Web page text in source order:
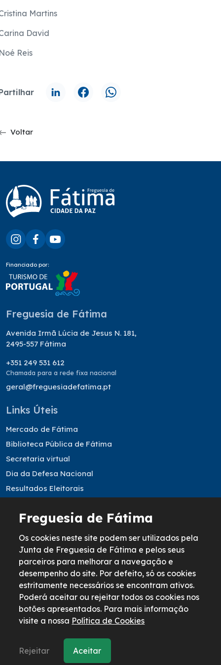
Martins
David
Reis
Voltar
Financiado por:
Freguesia de Fátima
Avenida Irmã Lúcia de Jesus N. 181,
2495-557 Fátima
+351 249 531 612
Chamada para a rede fixa nacional
geral@freguesiadefatima.pt
Links Úteis
Mercado de Fátima
Biblioteca Pública de Fátima
Secretaria virtual
Dia da Defesa Nacional
Resultados Eleitorais
Informação legal
Política de Cookies
Política de Privacidade
Termos & Condições
Livro de reclamações
Freguesia de Fátima
by
Freguesia de Fátima
Os cookies neste site podem ser utilizados pela
Junta de Freguesia de Fátima e pelos seus
parceiros para melhorar a navegação e
desempenho do site. Por defeito, só os cookies
estritamente necessários se encontram ativos.
Poderá aceitar ou rejeitar todos os cookies nos
botões apresentados. Para mais informação
visite a nossa Política de Cookies
Rejeitar Aceitar